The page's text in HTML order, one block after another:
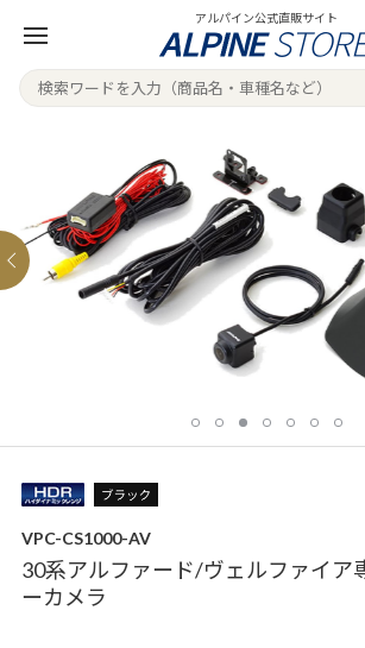
アルパイン公式直販サイト
VPC-CS1000-AV
30系アルファード/ヴェルファイア
ーカメラ